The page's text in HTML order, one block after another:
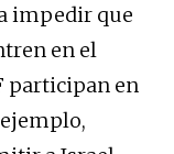
impedir que
en el
participan en